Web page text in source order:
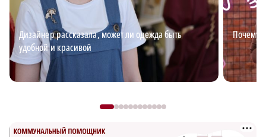
Дизайнер рассказала, может ли одежда быть
удобной и красивой
Почему